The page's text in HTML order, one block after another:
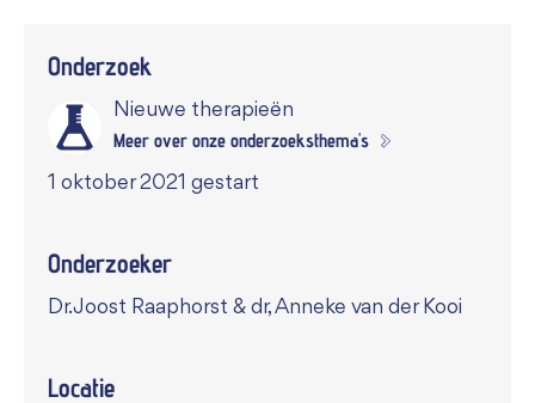
Onderzoek
Nieuwe therapieën
Meer over onze onderzoeksthema's
1 oktober 2021 gestart
Onderzoeker
Dr. Joost Raaphorst & dr, Anneke van der Kooi
Locatie